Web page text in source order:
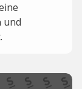
und